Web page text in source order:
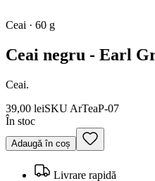
Ceai · 60 g
Ceai negru - Earl
Ceai.
39,00 leiSKU ArTeaP-07
În stoc
Adaugă în coș
Livrare rapidă